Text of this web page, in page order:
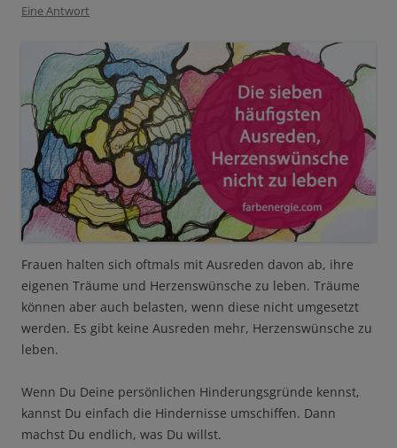
Eine Antwort
Frauen halten sich oftmals mit Ausreden davon ab, ihre
eigenen Träume und Herzenswünsche zu leben. Träume
können aber auch belasten, wenn diese nicht umgesetzt
werden. Es gibt keine Ausreden mehr, Herzenswünsche zu
leben.
Wenn Du Deine persönlichen Hinderungsgründe kennst,
kannst Du einfach die Hindernisse umschiffen. Dann
machst Du endlich, was Du willst.